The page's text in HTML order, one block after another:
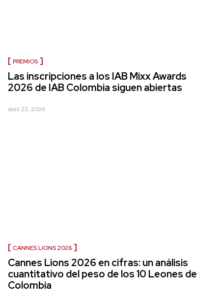
PREMIOS
Las inscripciones a los IAB Mixx Awards
2026 de IAB Colombia siguen abiertas
abril 23, 2026
CANNES LIONS 2026
Cannes Lions 2026 en cifras: un análisis
cuantitativo del peso de los 10 Leones de
Colombia